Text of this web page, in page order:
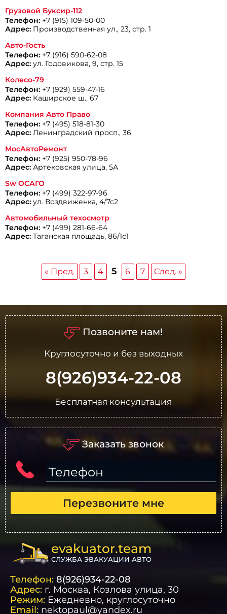
Грузовой Буксир-112
Телефон: +7 (915) 109-50-00
Адрес: Производственная ул., 23, стр. 1
Авто-Гость
Телефон: +7 (916) 590-62-08
Адрес: ул. Годовикова, 9, стр. 15
Колесо-79
Телефон: +7 (929) 559-47-16
Адрес: Каширское ш., 67
Компания Авто Право
Телефон: +7 (495) 518-81-30
Адрес: Ленинградский просп., 36
МосАвтоРемонт
Телефон: +7 (925) 950-78-96
Адрес: Артековская улица, 5А
Sw ОСАГО
Телефон: +7 (499) 322-97-96
Адрес: ул. Воздвиженка, 4/7с2
Автомобильный техосмотр
Телефон: +7 (499) 281-66-64
Адрес: Таганская площадь, 86/1с1
« Пред. 3 4 5 6 7 След. »
Позвоните нам!
Круглосуточно и без выходных
8(926)934-22-08
Бесплатная консультация
Заказать звонок
Телефон
Перезвоните мне
evakuator.team
СЛУЖБА ЭВАКУАЦИИ АВТО
Телефон: 8(926)934-22-08
Адрес: г. Москва, Козлова улица, 30
Режим: Ежедневно, круглосуточно
Email: nektopaul@yandex.ru